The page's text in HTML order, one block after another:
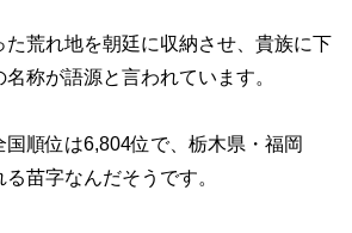
た荒れ地を朝廷に収納させ、貴族に下
称が語源と言われています。
国順位は6,804位で、栃木県・福岡
苗字なんだそうです。